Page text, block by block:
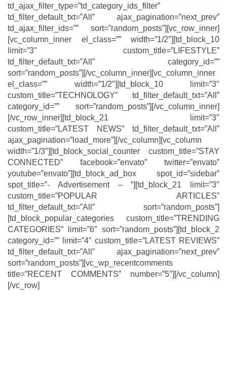
td_ajax_filter_type=”td_category_ids_filter”
td_filter_default_txt=”All” ajax_pagination=”next_prev”
td_ajax_filter_ids=”” sort=”random_posts”][vc_row_inner]
[vc_column_inner el_class=”” width=”1/2″][td_block_10
limit=”3″ custom_title=”LIFESTYLE”
td_filter_default_txt=”All” category_id=””
sort=”random_posts”][/vc_column_inner][vc_column_inner
el_class=”” width=”1/2″][td_block_10 limit=”3″
custom_title=”TECHNOLOGY” td_filter_default_txt=”All”
category_id=”” sort=”random_posts”][/vc_column_inner]
[/vc_row_inner][td_block_21 limit=”3″
custom_title=”LATEST NEWS” td_filter_default_txt=”All”
ajax_pagination=”load_more”][/vc_column][vc_column
width=”1/3″][td_block_social_counter custom_title=”STAY
CONNECTED” facebook=”envato” twitter=”envato”
youtube=”envato”][td_block_ad_box spot_id=”sidebar”
spot_title=”- Advertisement – “][td_block_21 limit=”3″
custom_title=”POPULAR ARTICLES”
td_filter_default_txt=”All” sort=”random_posts”]
[td_block_popular_categories custom_title=”TRENDING
CATEGORIES” limit=”6″ sort=”random_posts”][td_block_2
category_id=”” limit=”4″ custom_title=”LATEST REVIEWS”
td_filter_default_txt=”All” ajax_pagination=”next_prev”
sort=”random_posts”][vc_wp_recentcomments
title=”RECENT COMMENTS” number=”5″][/vc_column]
[/vc_row]